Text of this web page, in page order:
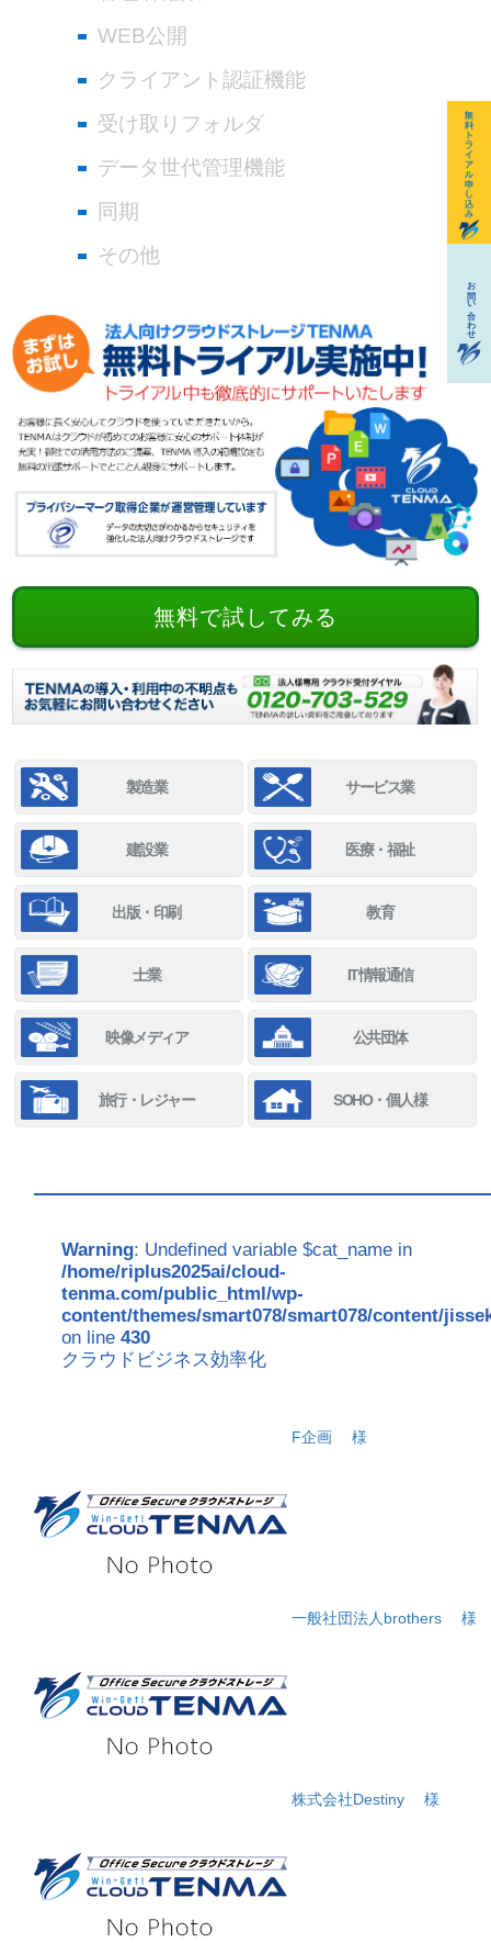
WEB公開
クライアント認証機能
受け取りフォルダ
データ世代管理機能
同期
その他
無料で試してみる
製造業 サービス業
建設業 医療・福祉
出版・印刷 教育
士業 IT情報通信
映像メディア 公共団体
旅行・レジャー SOHO・個人様
Warning: Undefined variable $cat_name in
/home/riplus2025ai/cloud-
tenma.com/public_html/wp-
content/themes/smart078/smart078/content/
on line430
クラウドビジネス効率化
F企画 様
一般社団法人brothers 様
株式会社Destiny 様